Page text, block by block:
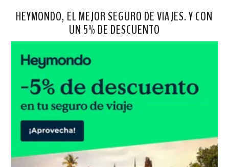
HEYMONDO, EL MEJOR SEGURO DE VIAJES. Y CON
UN 5% DE DESCUENTO